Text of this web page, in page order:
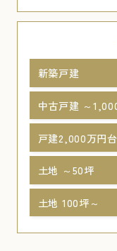
新築戸建
中古戸建 ～
戸建2,000万円台
土地 ～50坪
土地 100坪～